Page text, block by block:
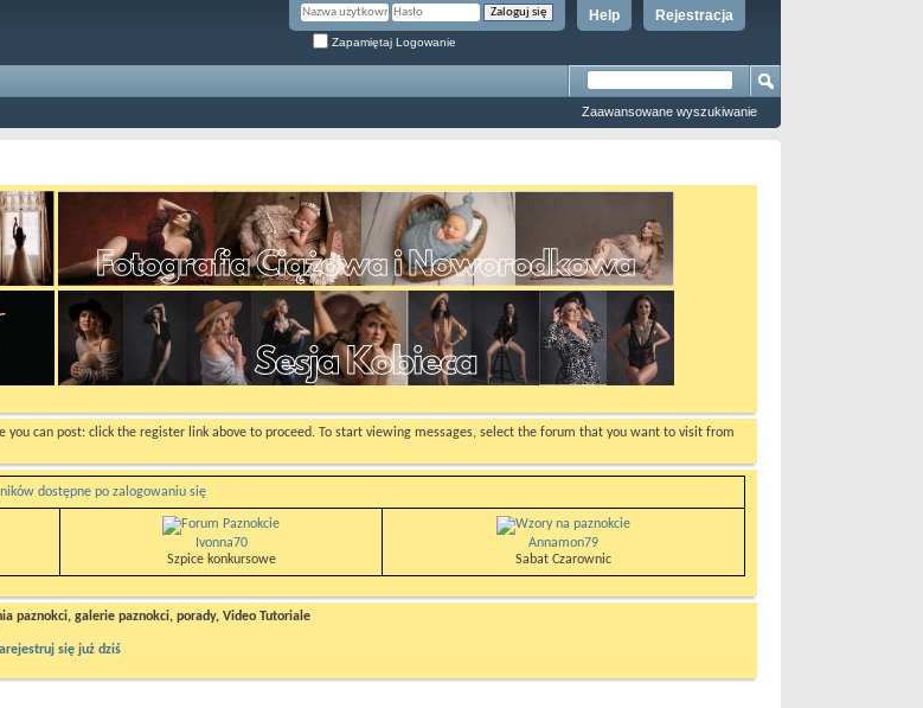
Rejestracja
Help
Zapamiętaj Logowanie
Zaawansowane wyszukiwanie
you can post: click the register link above to proceed. To start viewing messages, select the forum that you want to visit from
dostępne po zalogowaniu się
Ivonna70
Szpice konkursowe
Annamon79
Sabat Czarownic
paznokci, galerie paznokci, porady, Video Tutoriale
się już dziś